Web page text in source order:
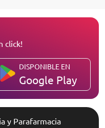
click!
DISPONIBLE EN
Google Play
y Parafarmacia